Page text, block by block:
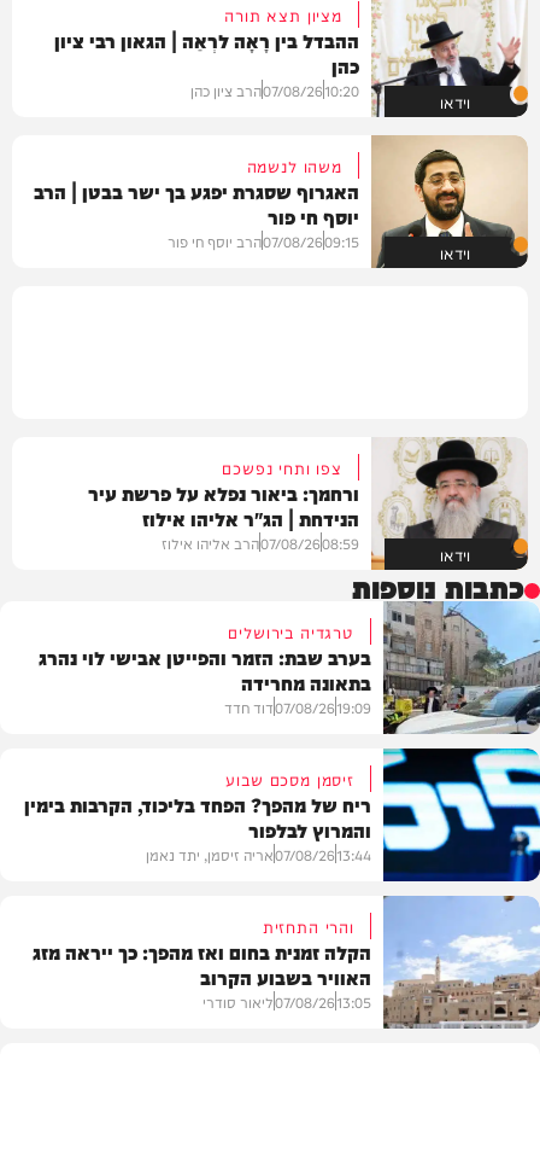
וידאו
מציון תצא תורה
ההבדל בין רָאָה לרְאֵה | הגאון רבי ציון
כהן
10:20
07/08/26הרב ציון כהן
וידאו
משהו לנשמה
האגרוף שסגרת יפגע בך ישר בבטן | הרב
יוסף חי פור
09:15
07/08/26הרב יוסף חי פור
וידאו
צפו ותחי נפשכם
ורחמך: ביאור נפלא על פרשת עיר
הנידחת | הג"ר אליהו אילוז
08:59
07/08/26הרב אליהו אילוז
כתבות נוספות
בארץ
טרגדיה בירושלים
בערב שבת: הזמר והפייטן אבישי לוי נהרג
בתאונה מחרידה
19:09
07/08/26דוד חדד
פוליטי
זיסמן מסכם שבוע
ריח של מהפך? הפחד בליכוד, הקרבות בימין
והמרוץ לבלפור
13:44
07/08/26אריה זיסמן, יתד נאמן
והרי התחזית
הקלה זמנית בחום ואז מהפך: כך ייראה מזג
האוויר בשבוע הקרוב
13:05
07/08/26ליאור סודרי